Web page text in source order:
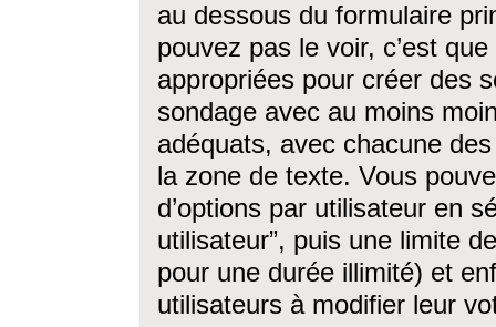
au dessous du formulaire
pouvez pas le voir, c’est
appropriées pour créer des
sondage avec au moins
adéquats, avec chacune
la zone de texte. Vous
d’options par utilisateur en
utilisateur”, puis une limite
pour une durée illimité) et
utilisateurs à modifier leur